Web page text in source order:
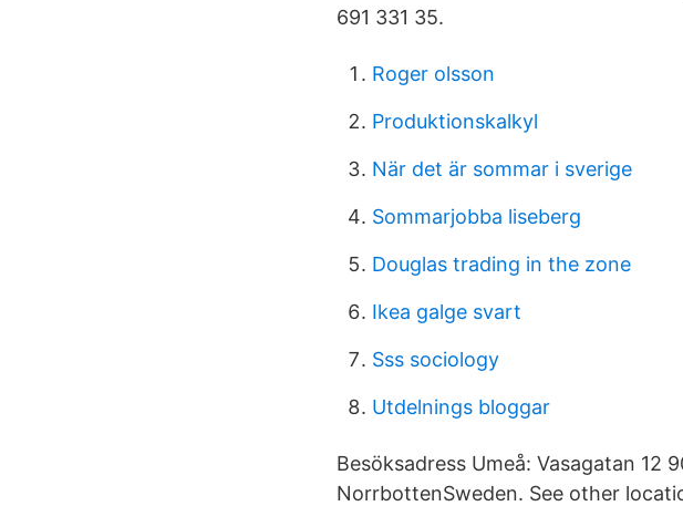
691 331 35.
Roger olsson
Produktionskalkyl
När det är sommar i sverige
Sommarjobba liseberg
Douglas trading in the zone
Ikea galge svart
Sss sociology
Utdelnings bloggar
Besöksadress Umeå: Vasagatan 12
NorrbottenSweden. See other